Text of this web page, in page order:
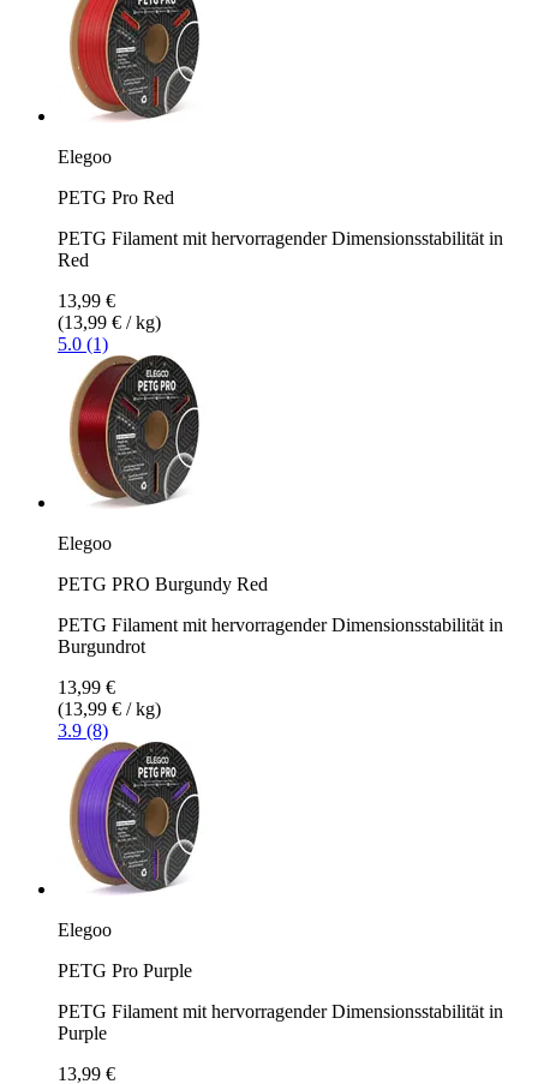
Elegoo
PETG Pro Red
PETG Filament mit hervorragender Dimensionsstabilität in
Red
13,99 €
(13,99 € / kg)
5.0 (1)
Elegoo
PETG PRO Burgundy Red
PETG Filament mit hervorragender Dimensionsstabilität in
Burgundrot
13,99 €
(13,99 € / kg)
3.9 (8)
Elegoo
PETG Pro Purple
PETG Filament mit hervorragender Dimensionsstabilität in
Purple
13,99 €